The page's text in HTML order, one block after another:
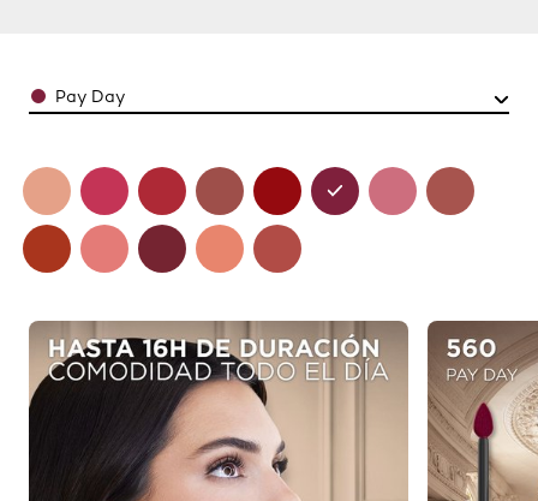
ColorPay Day